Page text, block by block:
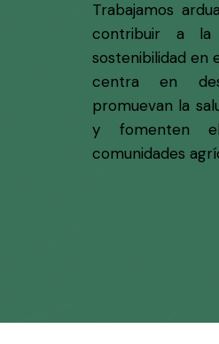
Trabajamos
contribuir a
sostenibilidad en
centra en
promuevan la
y fomenten
comunidades